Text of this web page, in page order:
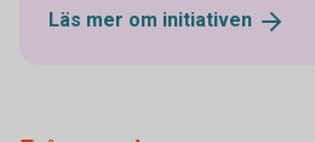
Läs mer om initiativen